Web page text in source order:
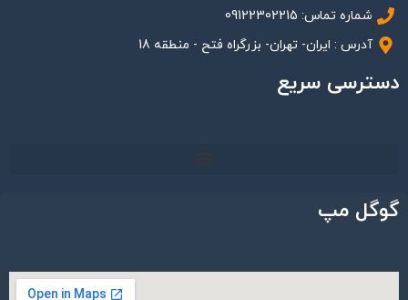
شماره تماس: 09122302215
آدرس : ایران- تهران- بزرگراه فتح - منطقه 18
دسترسی سریع
گوگل مپ